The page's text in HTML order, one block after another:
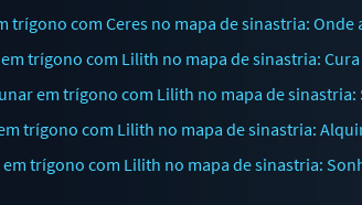
trígono com Ceres no mapa de sinastria:
trígono com Lilith no mapa de sinastria:
em trígono com Lilith no mapa de
trígono com Lilith no mapa de sinastria:
trígono com Lilith no mapa de sinastria: